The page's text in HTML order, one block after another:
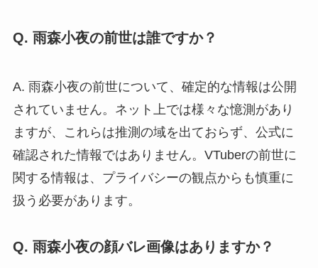
Q. 雨森小夜の前世は誰ですか？
A. 雨森小夜の前世について、確定的な情報は公開
されていません。ネット上では様々な憶測があり
ますが、これらは推測の域を出ておらず、公式に
確認された情報ではありません。VTuberの前世に
関する情報は、プライバシーの観点からも慎重に
扱う必要があります。
Q. 雨森小夜の顔バレ画像はありますか？